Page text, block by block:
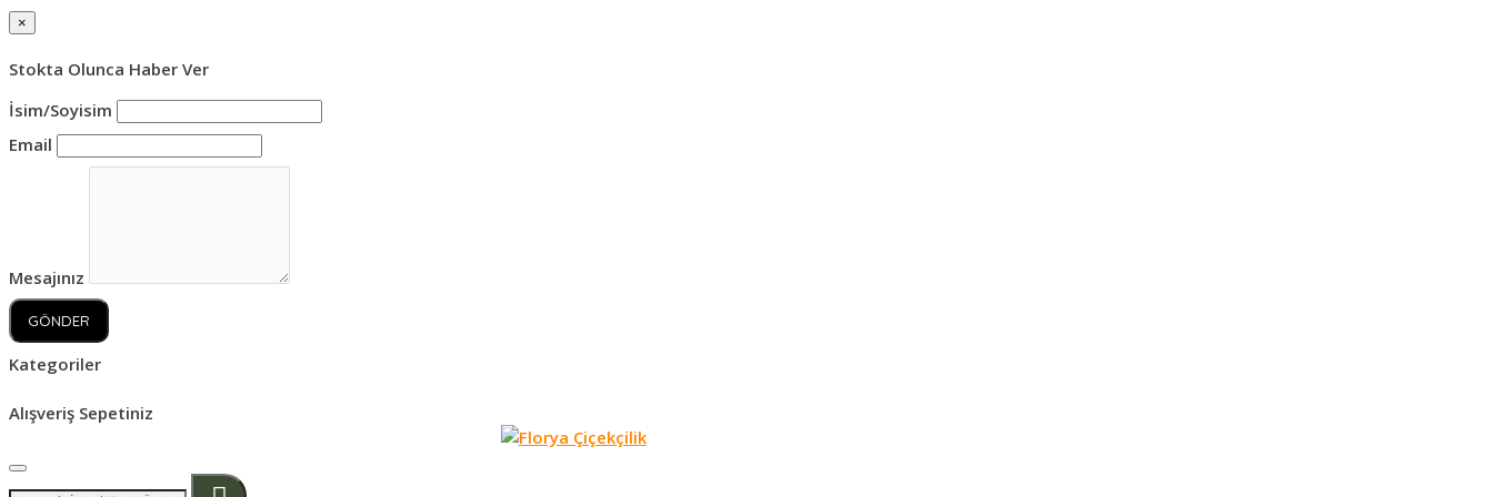
×
Stokta Olunca Haber Ver
İsim/Soyisim
Email
Mesajınız
GÖNDER
Kategoriler
Alışveriş Sepetiniz